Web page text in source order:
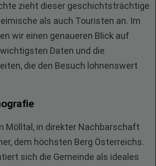
zieht dieser geschichtsträchtige
als auch Touristen an. Im
wir einen genaueren Blick auf
Daten und die
die den Besuch lohnenswert
Mölltal, in direkter Nachbarschaft
dem höchsten Berg Österreichs.
sich die Gemeinde als ideales